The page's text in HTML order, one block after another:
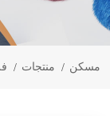
مسكن منتجات